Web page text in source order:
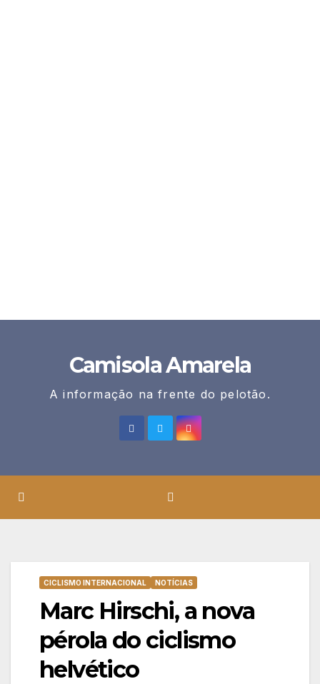
Camisola Amarela
A informação na frente do pelotão.
CICLISMO INTERNACIONAL NOTÍCIAS
Marc Hirschi, a nova
pérola do ciclismo
helvético